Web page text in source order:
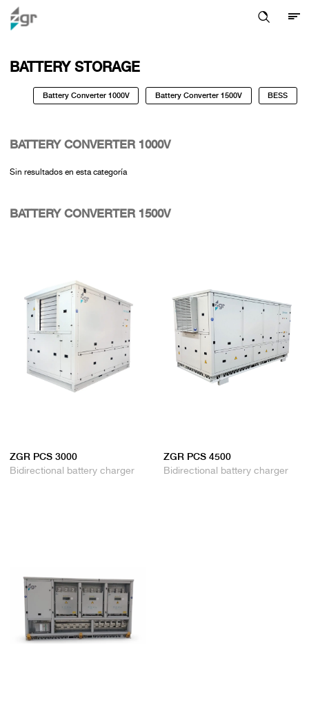
BATTERY STORAGE
Battery Converter 1000V Battery Converter 1500V BESS
BATTERY CONVERTER 1000V
Sin resultados en esta categoría
BATTERY CONVERTER 1500V
ZGR PCS 3000
Bidirectional battery charger
ZGR PCS 4500
Bidirectional battery charger